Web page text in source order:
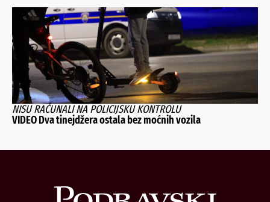
NISU RAČUNALI NA POLICIJSKU KONTROLU
VIDEO Dva tinejdžera ostala bez moćnih vozila